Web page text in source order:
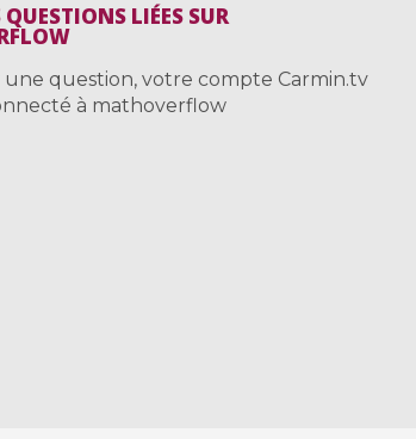
QUESTIONS LIÉES SUR
une question, votre compte Carmin.tv
à mathoverflow